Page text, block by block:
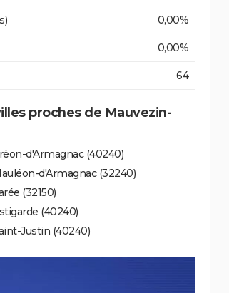
0,00%
0,00%
64
proches de Mauvezin-
d'Armagnac (40240)
d'Armagnac (32240)
(32150)
(40240)
Justin (40240)